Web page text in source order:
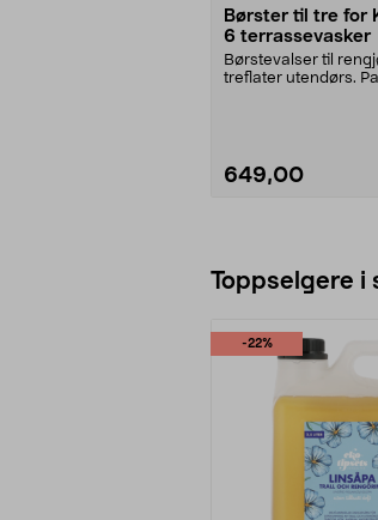
Børster til tre for
6 terrassevasker
Børstevalser til
treflater utendørs.
649,00
Toppselgere i
-22%